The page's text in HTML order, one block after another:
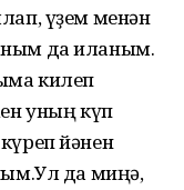
үҙем менән
да иланым.
килеп
уның күп
йәнен
да миңә,